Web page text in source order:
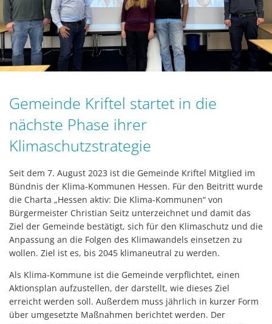
Gemeinde Kriftel startet in die
nächste Phase ihrer
Klimaschutzstrategie
Seit dem 7. August 2023 ist die Gemeinde Kriftel Mitglied im
Bündnis der Klima-Kommunen Hessen. Für den Beitritt wurde
die Charta „Hessen aktiv: Die Klima-Kommunen“ von
Bürgermeister Christian Seitz unterzeichnet und damit das
Ziel der Gemeinde bestätigt, sich für den Klimaschutz und die
Anpassung an die Folgen des Klimawandels einsetzen zu
wollen. Ziel ist es, bis 2045 klimaneutral zu werden.
Als Klima-Kommune ist die Gemeinde verpflichtet, einen
Aktionsplan aufzustellen, der darstellt, wie dieses Ziel
erreicht werden soll. Außerdem muss jährlich in kurzer Form
über umgesetzte Maßnahmen berichtet werden. Der